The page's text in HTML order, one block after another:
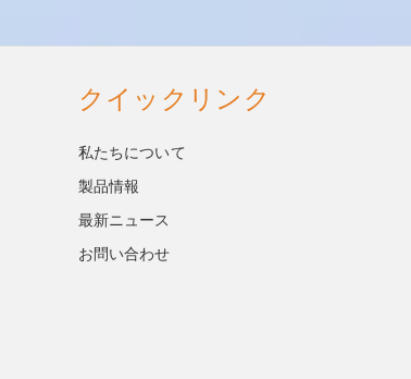
クイックリンク
私たちについて
製品情報
最新ニュース
お問い合わせ